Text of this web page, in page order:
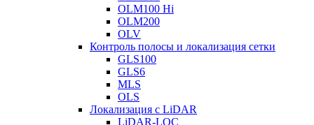
OLM100 Hi
OLM200
OLV
Контроль полосы и локализация сетки
GLS100
GLS6
MLS
OLS
Локализация с LiDAR
LiDAR-LOC